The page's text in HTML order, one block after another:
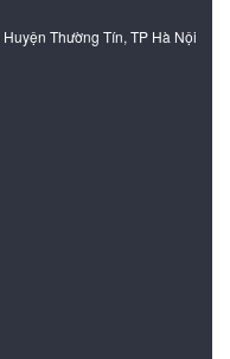
Thường Tín, TP Hà Nội